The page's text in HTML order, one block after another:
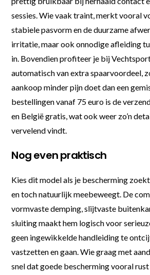
sessies. Wie vaak traint, merkt vooral
stabiele pasvorm en de duurzame
irritatie, maar ook onnodige afleiding
in. Bovendien profiteer je bij
automatisch van extra spaarvoordeel,
aankoop minder pijn doet dan een
bestellingen vanaf 75 euro is de
en België gratis, wat ook weer zo’n
vervelend vindt.
Nog even praktisch
Kies dit model als je bescherming
en toch natuurlijk meebeweegt. De
vormvaste demping, slijtvaste
sluiting maakt hem logisch voor
geen ingewikkelde handleiding te
vastzetten en gaan. Wie graag met
snel dat goede bescherming vooral